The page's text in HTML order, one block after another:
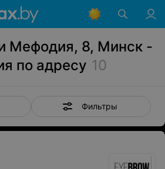
Мефодия, 8, Минск -
по адресу 10
Фильтры